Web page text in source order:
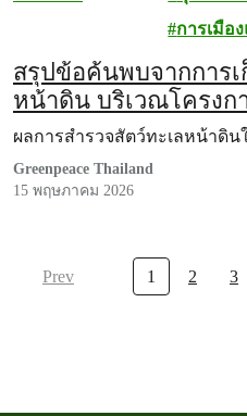
การเมือ
สรุปข้อค้นพบจากการเ
หน้าดิน บริเวณโครง
ในโครงการแลนด์บริ
ผลการสำรวจสัตว์ทะเลหน้า
Greenpeace Thailand
15 พฤษภาคม 2026
Prev 1 2 3